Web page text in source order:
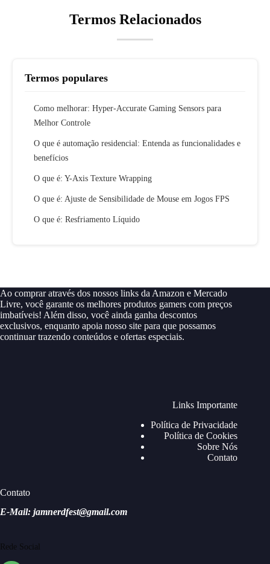
Termos Relacionados
Termos populares
Como melhorar: Hyper-Accurate Gaming Sensors para
Melhor Controle
O que é automação residencial: Entenda as funcionalidades e
benefícios
O que é: Y-Axis Texture Wrapping
O que é: Ajuste de Sensibilidade de Mouse em Jogos FPS
O que é: Resfriamento Líquido
Ao comprar através dos nossos links da Amazon e Mercado
Livre, você garante os melhores produtos gamers com preços
imbatíveis! Além disso, você ainda ganha descontos
exclusivos, enquanto apoia nosso site para que possamos
continuar trazendo conteúdos e ofertas especiais.
Links Importante
Política de Privacidade
Política de Cookies
Sobre Nós
Contato
Contato
E-Mail: jamnerdfest@gmail.com
Rede Social